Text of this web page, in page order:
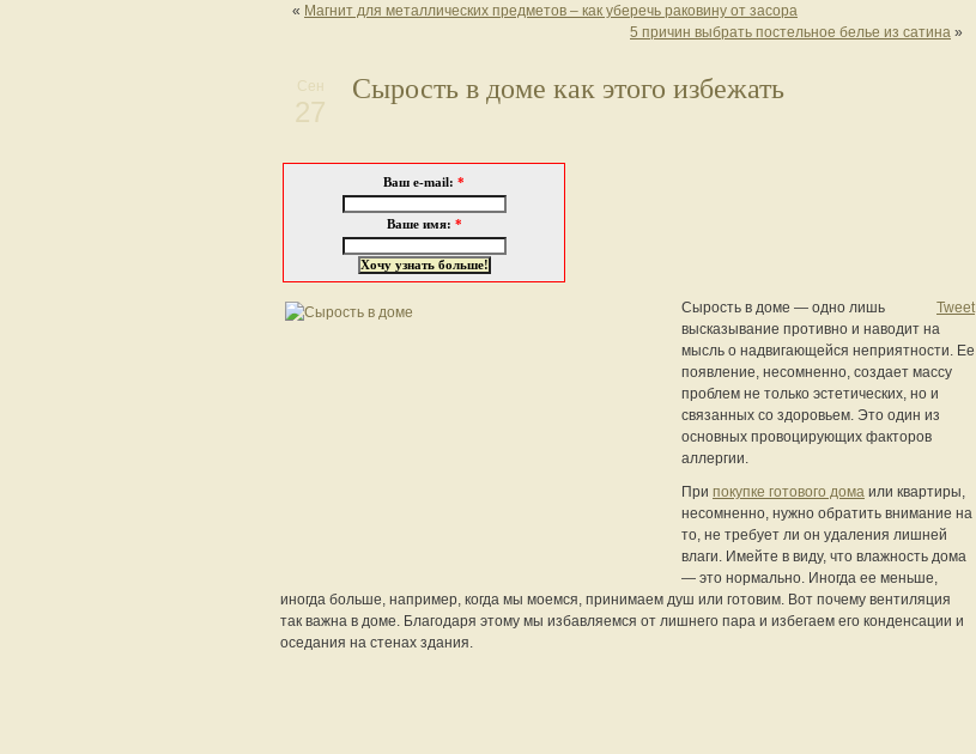
« Магнит для металлических предметов – как уберечь раковину от засора
5 причин выбрать постельное белье из сатина »
Сен
27
Сырость в доме как этого избежать
Ваш e-mail: *
Ваше имя: *
Tweet
Сырость в доме — одно лишь
высказывание противно и наводит на
мысль о надвигающейся неприятности. Ее
появление, несомненно, создает массу
проблем не только эстетических, но и
связанных со здоровьем. Это один из
основных провоцирующих факторов
аллергии.
При покупке готового дома или квартиры,
несомненно, нужно обратить внимание на
то, не требует ли он удаления лишней
влаги. Имейте в виду, что влажность дома
— это нормально. Иногда ее меньше,
иногда больше, например, когда мы моемся, принимаем душ или готовим. Вот почему вентиляция
так важна в доме. Благодаря этому мы избавляемся от лишнего пара и избегаем его конденсации и
оседания на стенах здания.